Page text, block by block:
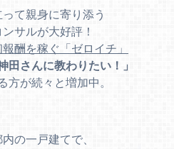
て親身に寄り添う
サルが大好評！
酬を稼ぐ「ゼロイチ」
神田さんに教わりたい！」
方が続々と増加中。
の一戸建てで、